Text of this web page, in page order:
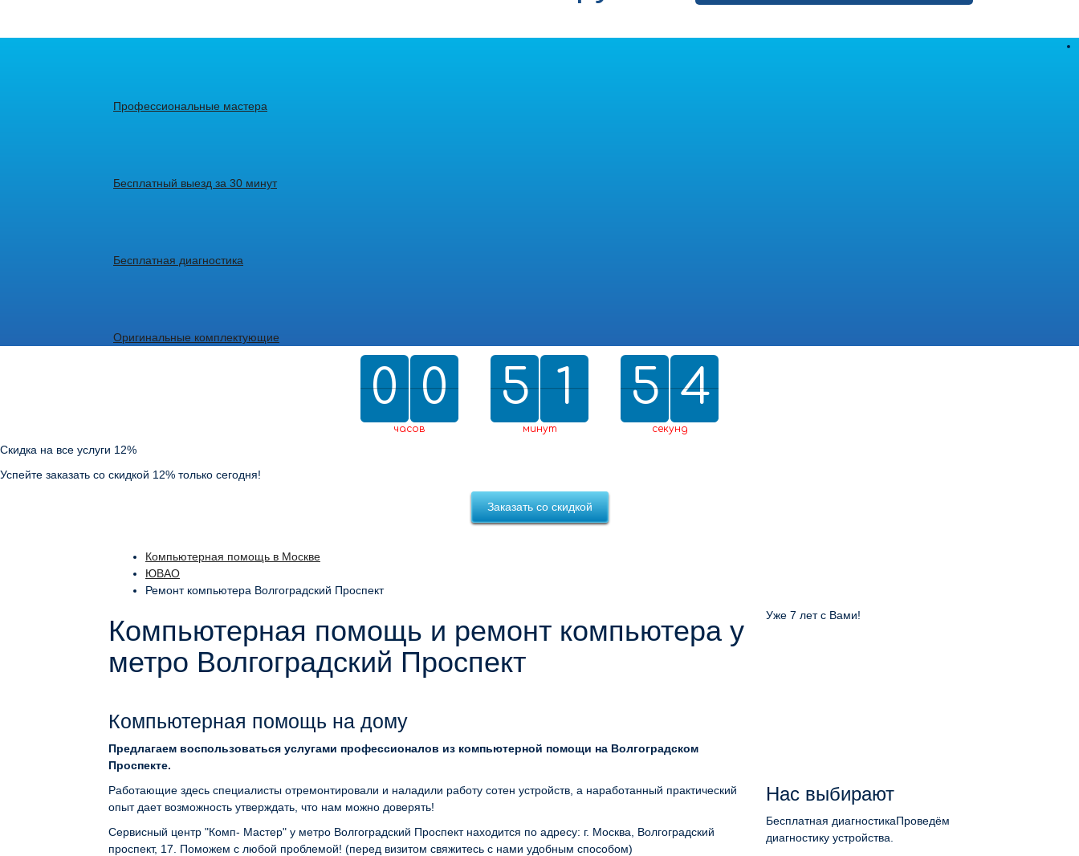
Профессиональные мастера
Бесплатный выезд за 30 минут
Бесплатная диагностика
Оригинальные комплектующие
0
0 0
0
часов
5
5 2
1
1
2
минут
0
5
5
0 4
3
3
4
секунд
Скидка на все услуги 12%
Успейте заказать со скидкой 12% только сегодня!
Заказать со скидкой
Компьютерная помощь в Москве
ЮВАО
Ремонт компьютера Волгоградский Проспект
Компьютерная помощь и ремонт компьютера у
метро Волгоградский Проспект
Компьютерная помощь на дому
Предлагаем воспользоваться услугами профессионалов из компьютерной помощи на Волгоградском
Проспекте.
Работающие здесь специалисты отремонтировали и наладили работу сотен устройств, а наработанный практический
опыт дает возможность утверждать, что нам можно доверять!
Сервисный центр "Комп- Мастер" у метро Волгоградский Проспект находится по адресу: г. Москва, Волгоградский
проспект, 17. Поможем с любой проблемой! (перед визитом свяжитесь с нами удобным способом)
Уже 7 лет с Вами!
Нас выбирают
Бесплатная диагностикаПроведём
диагностику устройства.